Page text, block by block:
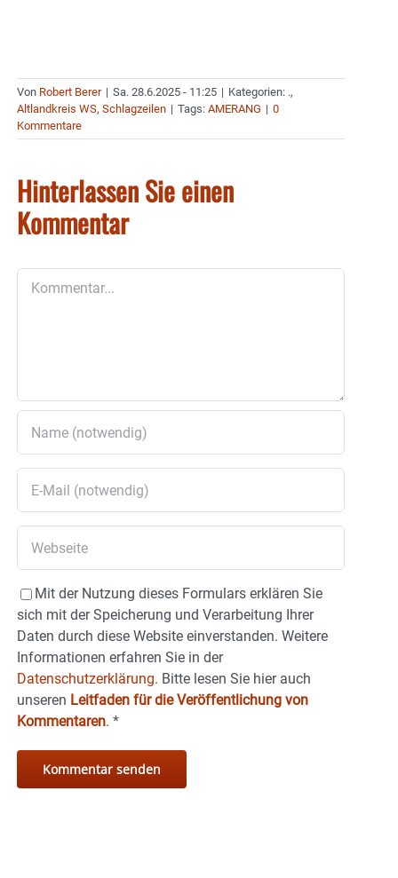
Von Robert Berer | Sa. 28.6.2025 - 11:25 | Kategorien: .,
Altlandkreis WS, Schlagzeilen | Tags: AMERANG | 0
Kommentare
Hinterlassen Sie einen
Kommentar
Mit der Nutzung dieses Formulars erklären Sie
sich mit der Speicherung und Verarbeitung Ihrer
Daten durch diese Website einverstanden. Weitere
Informationen erfahren Sie in der
Datenschutzerklärung. Bitte lesen Sie hier auch
unseren Leitfaden für die Veröffentlichung von
Kommentaren. *